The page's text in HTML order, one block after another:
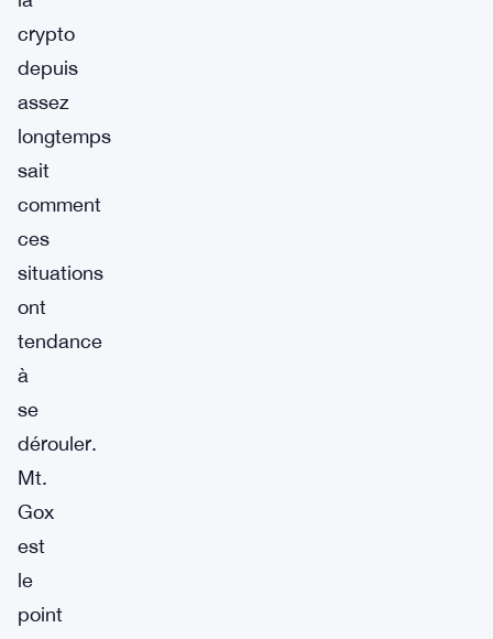
crypto
depuis
assez
longtemps
sait
comment
ces
situations
ont
tendance
à
se
dérouler.
Mt.
Gox
est
le
point